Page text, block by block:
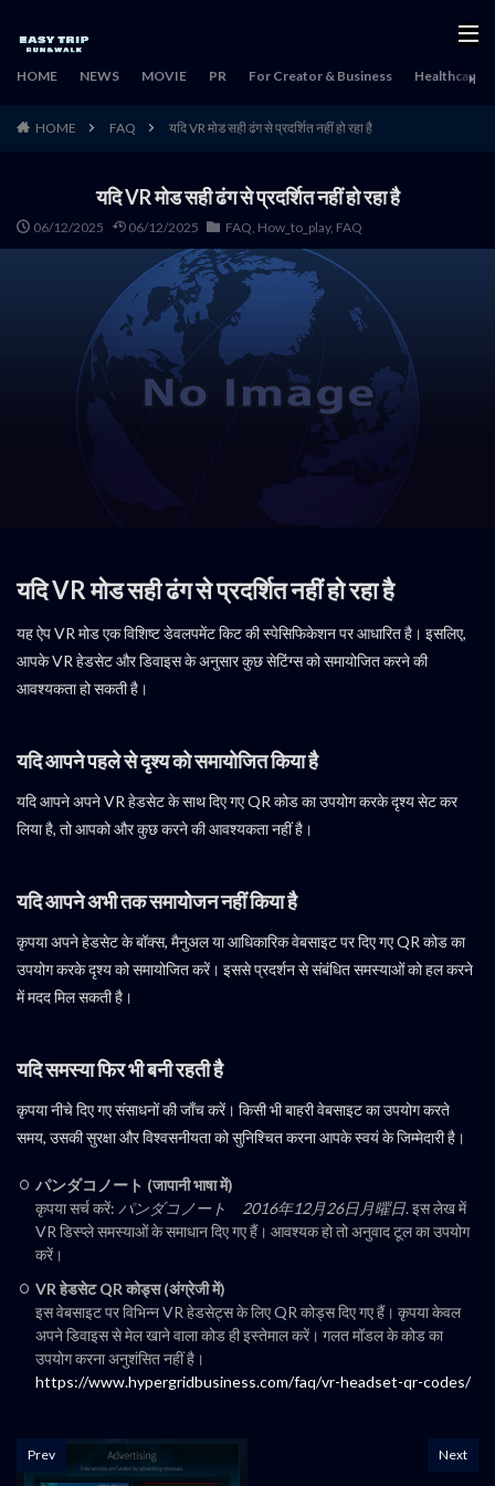
HOME NEWS MOVIE PR For Creator & Business Healthcare
HOME FAQ यदि VR मोड सही ढंग से प्रदर्शित नहीं हो रहा है
यदि VR मोड सही ढंग से प्रदर्शित नहीं हो रहा है
06/12/2025 06/12/2025 FAQ, How_to_play, FAQ
यदि VR मोड सही ढंग से प्रदर्शित नहीं हो रहा है
यह ऐप VR मोड एक विशिष्ट डेवलपमेंट किट की स्पेसिफिकेशन पर आधारित है। इसलिए,
आपके VR हेडसेट और डिवाइस के अनुसार कुछ सेटिंग्स को समायोजित करने की
आवश्यकता हो सकती है।
यदि आपने पहले से दृश्य को समायोजित किया है
यदि आपने अपने VR हेडसेट के साथ दिए गए QR कोड का उपयोग करके दृश्य सेट कर
लिया है, तो आपको और कुछ करने की आवश्यकता नहीं है।
यदि आपने अभी तक समायोजन नहीं किया है
कृपया अपने हेडसेट के बॉक्स, मैनुअल या आधिकारिक वेबसाइट पर दिए गए QR कोड का
उपयोग करके दृश्य को समायोजित करें। इससे प्रदर्शन से संबंधित समस्याओं को हल करने
में मदद मिल सकती है।
यदि समस्या फिर भी बनी रहती है
कृपया नीचे दिए गए संसाधनों की जाँच करें। किसी भी बाहरी वेबसाइट का उपयोग करते
समय, उसकी सुरक्षा और विश्वसनीयता को सुनिश्चित करना आपके स्वयं के जिम्मेदारी है।
パンダコノート (जापानी भाषा में)
कृपया सर्च करें: パンダコノート 2016年12月26日月曜日. इस लेख में
VR डिस्प्ले समस्याओं के समाधान दिए गए हैं। आवश्यक हो तो अनुवाद टूल का उपयोग
करें।
VR हेडसेट QR कोड्स (अंग्रेजी में)
इस वेबसाइट पर विभिन्न VR हेडसेट्स के लिए QR कोड्स दिए गए हैं। कृपया केवल
अपने डिवाइस से मेल खाने वाला कोड ही इस्तेमाल करें। गलत मॉडल के कोड का
उपयोग करना अनुशंसित नहीं है।
https://www.hypergridbusiness.com/faq/vr-headset-qr-codes/
Prev Next